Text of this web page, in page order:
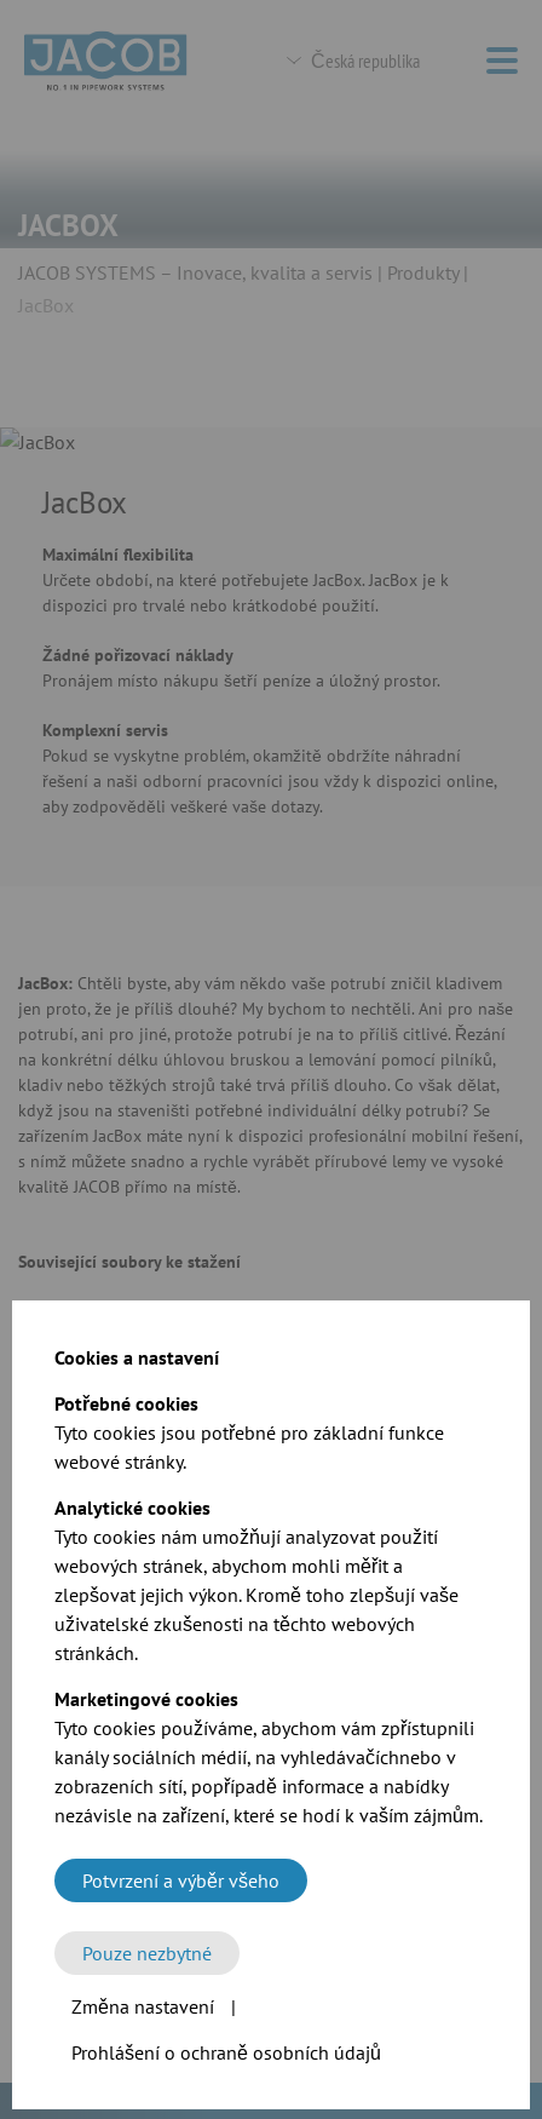
Cookies a nastavení
Potřebné cookies
Tyto cookies jsou potřebné pro základní funkce
webové stránky.
Analytické cookies
Tyto cookies nám umožňují analyzovat použití
webových stránek, abychom mohli měřit a
zlepšovat jejich výkon. Kromě toho zlepšují vaše
uživatelské zkušenosti na těchto webových
stránkách.
Marketingové cookies
Tyto cookies používáme, abychom vám zpřístupnili
kanály sociálních médií, na vyhledávačíchnebo v
zobrazeních sítí, popřípadě informace a nabídky
nezávisle na zařízení, které se hodí k vaším zájmům.
Potvrzení a výběr všeho
Pouze nezbytné
Změna nastavení
|
Prohlášení o ochraně osobních údajů
Česká republika
JACBOX
JACOB SYSTEMS – Inovace, kvalita a servis
Produkty
JacBox
JacBox
Maximální flexibilita
Určete období, na které potřebujete JacBox. JacBox je k
dispozici pro trvalé nebo krátkodobé použití.
Žádné pořizovací náklady
Pronájem místo nákupu šetří peníze a úložný prostor.
Komplexní servis
Pokud se vyskytne problém, okamžitě obdržíte náhradní
řešení a naši odborní pracovníci jsou vždy k dispozici online,
aby zodpověděli veškeré vaše dotazy.
JacBox: Chtěli byste, aby vám někdo vaše potrubí zničil kladivem
jen proto, že je příliš dlouhé? My bychom to nechtěli. Ani pro naše
potrubí, ani pro jiné, protože potrubí je na to příliš citlivé. Řezání
na konkrétní délku úhlovou bruskou a lemování pomocí pilníků,
kladiv nebo těžkých strojů také trvá příliš dlouho. Co však dělat,
když jsou na staveništi potřebné individuální délky potrubí? Se
zařízením JacBox máte nyní k dispozici profesionální mobilní řešení,
s nímž můžete snadno a rychle vyrábět přírubové lemy ve vysoké
kvalitě JACOB přímo na místě.
Související soubory ke stažení
katalogu
Ke stažení
Brožura JacBox